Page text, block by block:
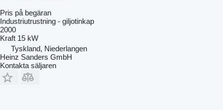
Pris på begäran
Industriutrustning - giljotinkap
2000
Kraft 15 kW
Tyskland, Niederlangen
Heinz Sanders GmbH
Kontakta säljaren